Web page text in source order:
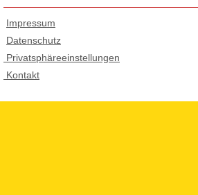
Impressum
Datenschutz
Privatsphäreeinstellungen
Kontakt